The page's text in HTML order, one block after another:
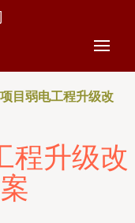
目弱电工程升级改
程升级改